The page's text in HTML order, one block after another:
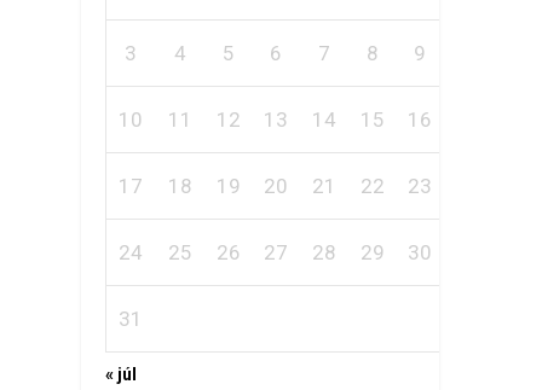
3 4 5 6 7 8 9
10 11 12 13 14 15 16
17 18 19 20 21 22 23
24 25 26 27 28 29 30
31
« júl